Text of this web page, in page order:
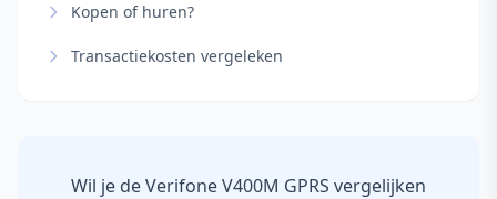
Kopen of huren?
Transactiekosten vergeleken
Wil je de Verifone V400M GPRS vergelijken